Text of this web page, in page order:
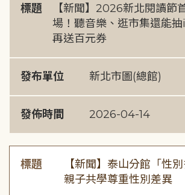
標題
【新聞】2026新北閱讀節
場！聽音樂、逛市集還能
再送百元券
發布單位 新北市圖(總館)
發佈時間 2026-04-14
標題
【新聞】泰山分館「性別
親子共學尊重性別差異